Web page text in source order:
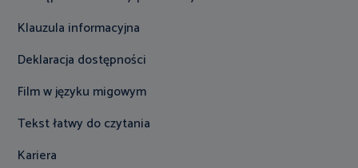
Klauzula informacyjna
Deklaracja dostępności
Film w języku migowym
Tekst łatwy do czytania
Kariera